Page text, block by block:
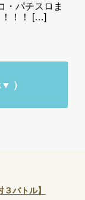
・パチスロま
！！！ […]
バトル】